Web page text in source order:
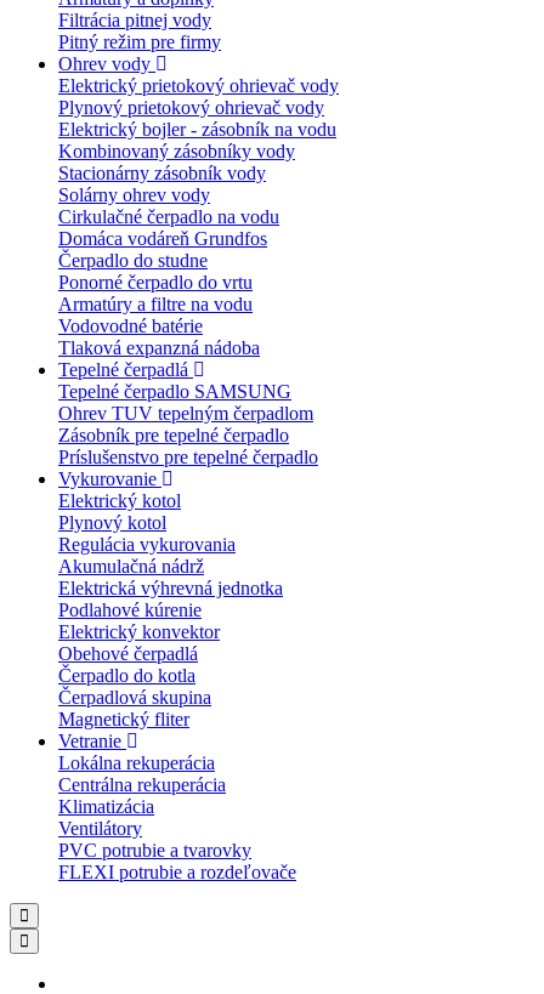
Filtrácia pitnej vody
Pitný režim pre firmy
Ohrev vody
Elektrický prietokový ohrievač vody
Plynový prietokový ohrievač vody
Elektrický bojler - zásobník na vodu
Kombinovaný zásobníky vody
Stacionárny zásobník vody
Solárny ohrev vody
Cirkulačné čerpadlo na vodu
Domáca vodáreň Grundfos
Čerpadlo do studne
Ponorné čerpadlo do vrtu
Armatúry a filtre na vodu
Vodovodné batérie
Tlaková expanzná nádoba
Tepelné čerpadlá
Tepelné čerpadlo SAMSUNG
Ohrev TUV tepelným čerpadlom
Zásobník pre tepelné čerpadlo
Príslušenstvo pre tepelné čerpadlo
Vykurovanie
Elektrický kotol
Plynový kotol
Regulácia vykurovania
Akumulačná nádrž
Elektrická výhrevná jednotka
Podlahové kúrenie
Elektrický konvektor
Obehové čerpadlá
Čerpadlo do kotla
Čerpadlová skupina
Magnetický fliter
Vetranie
Lokálna rekuperácia
Centrálna rekuperácia
Klimatizácia
Ventilátory
PVC potrubie a tvarovky
FLEXI potrubie a rozdeľovače